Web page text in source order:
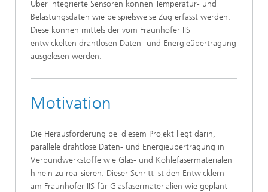
Über integrierte Sensoren können Temperatur- und
Belastungsdaten wie beispielsweise Zug erfasst werden.
Diese können mittels der vom Fraunhofer IIS
entwickelten drahtlosen Daten- und Energieübertragung
ausgelesen werden.
Motivation
Die Herausforderung bei diesem Projekt liegt darin,
parallele drahtlose Daten- und Energieübertragung in
Verbundwerkstoffe wie Glas- und Kohlefasermaterialen
hinein zu realisieren. Dieser Schritt ist den Entwicklern
am Fraunhofer IIS für Glasfasermaterialien wie geplant